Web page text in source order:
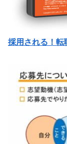
採用される！